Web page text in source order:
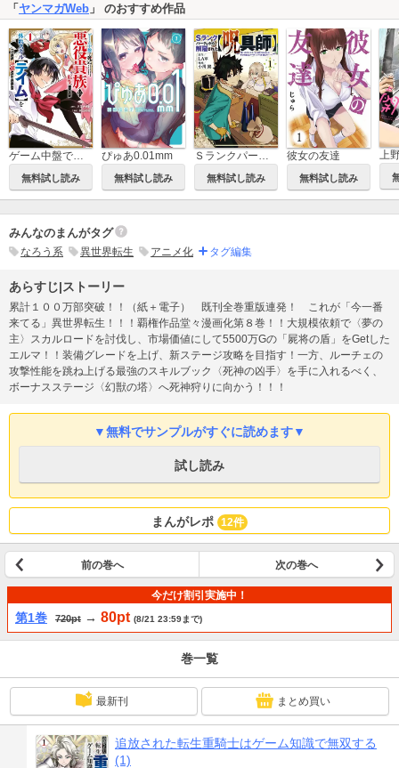
「 ヤンマガWeb 」 のおすすめ作品
無料試し読み
ぴゅあ0.01mm
無料試し読み 無料試し読み
彼女の友達
無料試し読み
みんなのまんがタグ
なろう系 異世界転生 アニメ化 タグ編集
あらすじ|ストーリー
累計１００万部突破！！（紙＋電子） 既刊全巻重版連発！ これが「今一番
来てる」異世界転生！！！覇権作品堂々漫画化第８巻！！大規模依頼で〈夢の
主〉スカルロードを討伐し、市場価値にして5500万Gの「屍将の盾」をGetした
エルマ！！装備グレードを上げ、新ステージ攻略を目指す！一方、ルーチェの
攻撃性能を跳ね上げる最強のスキルブック〈死神の凶手〉を手に入れるべく、
ボーナスステージ〈幻獣の塔〉へ死神狩りに向かう！！！
▼無料でサンプルがすぐに読めます▼
試し読み
まんがレポ 12件
前の巻へ 次の巻へ
今だけ割引実施中！
第1巻 720pt → 80pt (8/21 23:59まで)
巻一覧
最新刊 まとめ買い
追放された転生重騎士はゲーム知識で無双する
(1)